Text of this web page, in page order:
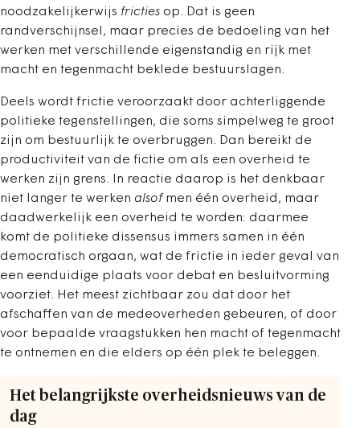
noodzakelijkerwijs fricties op. Dat is geen
randverschijnsel, maar precies de bedoeling van het
werken met verschillende eigenstandig en rijk met
macht en tegenmacht beklede bestuurslagen.
Deels wordt frictie veroorzaakt door achterliggende
politieke tegenstellingen, die soms simpelweg te groot
zijn om bestuurlijk te overbruggen. Dan bereikt de
productiviteit van de fictie om als een overheid te
werken zijn grens. In reactie daarop is het denkbaar
niet langer te werken alsofmen één overheid, maar
daadwerkelijk een overheid te worden: daarmee
komt de politieke dissensus immers samen in één
democratisch orgaan, wat de frictie in ieder geval van
een eenduidige plaats voor debat en besluitvorming
voorziet. Het meest zichtbaar zou dat door het
afschaffen van de medeoverheden gebeuren, of door
voor bepaalde vraagstukken hen macht of tegenmacht
te ontnemen en die elders op één plek te beleggen.
Het belangrijkste overheidsnieuws van de
dag